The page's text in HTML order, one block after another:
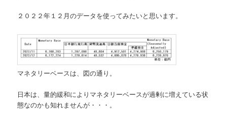
２０２２年１２月のデータを使ってみたいと思います。
マネタリーベースは、図の通り。
日本は、量的緩和によりマネタリーベースが過剰に増えている状
態なのかも知れませんが・・・。